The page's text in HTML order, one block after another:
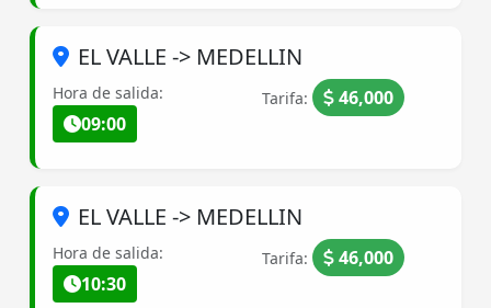
EL VALLE -> MEDELLIN
Hora de salida:
09:00
Tarifa: 46,000
EL VALLE -> MEDELLIN
Hora de salida:
10:30
Tarifa: 46,000